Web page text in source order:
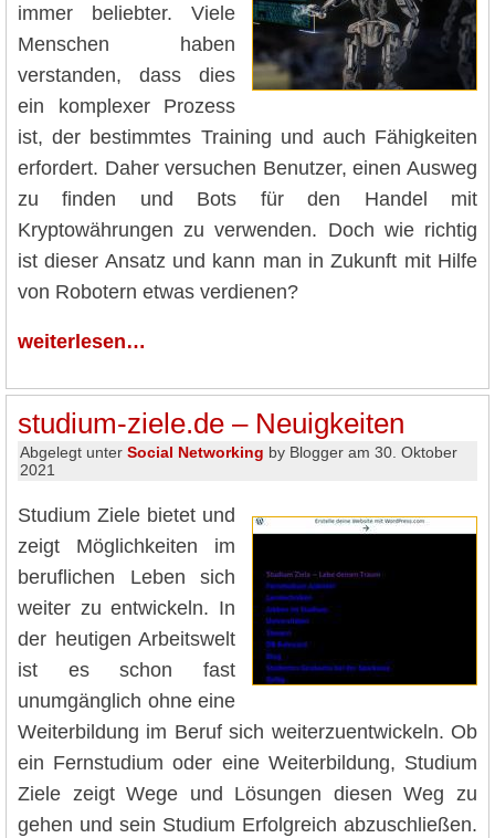
immer beliebter. Viele
Menschen haben
verstanden, dass dies
ein komplexer Prozess
ist, der bestimmtes Training und auch Fähigkeiten
erfordert. Daher versuchen Benutzer, einen Ausweg
zu finden und Bots für den Handel mit
Kryptowährungen zu verwenden. Doch wie richtig
ist dieser Ansatz und kann man in Zukunft mit Hilfe
von Robotern etwas verdienen?
weiterlesen…
studium-ziele.de – Neuigkeiten
Abgelegt unter Social Networking by Blogger am 30. Oktober
2021
Studium Ziele bietet und
zeigt Möglichkeiten im
beruflichen Leben sich
weiter zu entwickeln. In
der heutigen Arbeitswelt
ist es schon fast
unumgänglich ohne eine
Weiterbildung im Beruf sich weiterzuentwickeln. Ob
ein Fernstudium oder eine Weiterbildung, Studium
Ziele zeigt Wege und Lösungen diesen Weg zu
gehen und sein Studium Erfolgreich abzuschließen.